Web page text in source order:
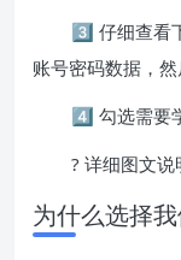
3️⃣ 仔细查看
账号密码数据，
4️⃣ 勾选需要
? 详细图文
为什么选择